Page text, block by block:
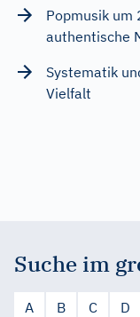
Popmusik um
authentische
Systematik
Vielfalt
Suche im
A B C D